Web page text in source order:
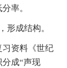
率。
形成结构。
资料《世纪
成“声现